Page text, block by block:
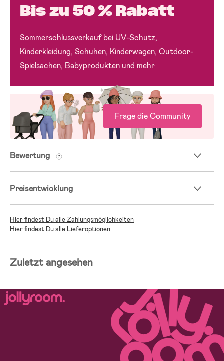
Bis zu 50 % Rabatt
Sommerschlussverkauf bei UV-Schutz,
Kinderkleidung, Schuhen, Kinderwagen, Outdoor-
Spielsachen, Babyprodukten und mehr
Frage die Community
Bewertung
Preisentwicklung
Hier findest Du alle Zahlungsmöglichkeiten
Hier findest Du alle Lieferoptionen
Zuletzt angesehen